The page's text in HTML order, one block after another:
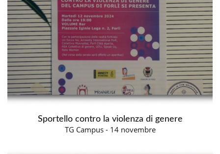
Sportello contro la violenza di genere
TG Campus - 14 novembre